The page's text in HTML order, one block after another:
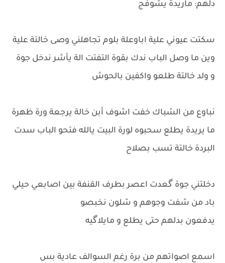
دلهم: ماريدة يشوفج
سكتت عيوني علية اباوعلة بلوم تجاهلني وصى خالتة علية
وين ما وصل الباب ندك بقوة التفتت الة يأشر ندخل جوة
و ولد خالتة طلعو واكفين بالحوش
نباوع من الشباك خفت اشوف أبن خالة يرجعة ورة ظهرة
ما يريدة يطلع سحبوه لورة البيت يالله فتحو الباب سدت
البردة خالتة تسب بصلاح
دخلتني جوة گعدت اعصر بطرف القنفة بين اصابعي حيلي
باد من شفت وجوهم و شلون نخبصو
يدفعون بدلهم حتى يطلع و مايلاگيه
اسمع اصواتهم من برة رغم السوالف عادية بس